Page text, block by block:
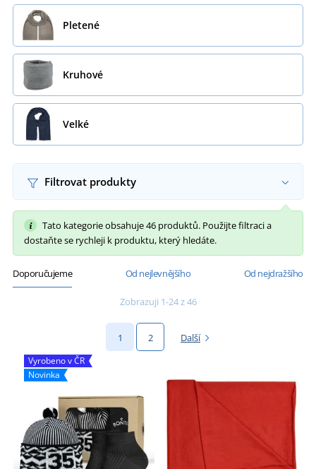
Pletené
Kruhové
Velké
Filtrovat produkty
Tato kategorie obsahuje 46 produktů. Použijte filtraci a
dostaňte se rychleji k produktu, který hledáte.
Doporučujeme Od nejlevnějšího Od nejdražšího
Zobrazuji 1-24 z 46
1 2 Další
Vyrobeno v ČR
Novinka